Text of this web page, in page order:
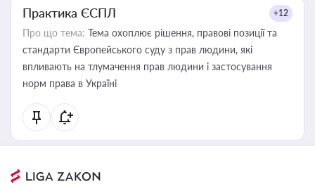
Практика ЄСПЛ +12
Про що тема: Тема охоплює рішення, правові позиції та
стандарти Європейського суду з прав людини, які
впливають на тлумачення прав людини і застосування
норм права в Україні